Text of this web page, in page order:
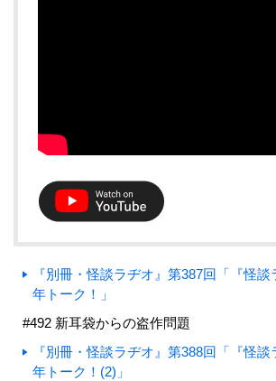
『別冊・怪談ラヂオ』第387回「『怪
年トーク！」
#492 新耳袋からの盗作問題
『別冊・怪談ラヂオ』第388回「『怪
年トーク！(2)」